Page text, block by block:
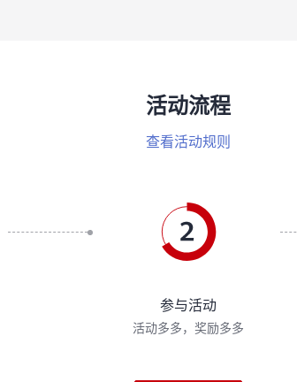
活动流程
查看活动规则
参与活动
活动多多，奖励多多